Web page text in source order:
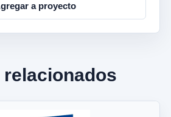
a proyecto